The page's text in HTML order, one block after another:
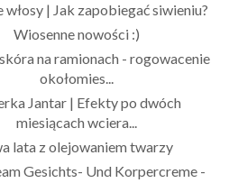
włosy | Jak zapobiegać siwieniu?
Wiosenne nowości :)
na ramionach - rogowacenie
okołomies...
Jantar | Efekty po dwóch
miesiącach wciera...
lata z olejowaniem twarzy
Gesichts- Und Korpercreme -